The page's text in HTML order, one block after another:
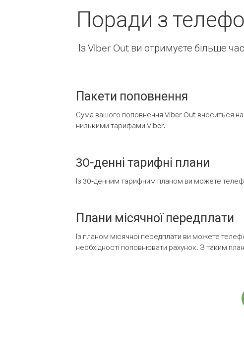
Поради з
Із Viber Out ви отримуєте більше
Пакети поповнення
Сума вашого поповнення Viber Out вноситься на
низькими тарифами Viber.
30-денні тарифні плани
Із 30-денним тарифним планом ви можете
Плани місячної передплати
Із планом місячної передплати ви можете
необхідності поповнювати рахунок. З таким